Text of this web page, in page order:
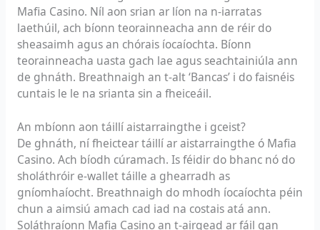
Mafia Casino. Níl aon srian ar líon na n-iarratas
laethúil, ach bíonn teorainneacha ann de réir do
sheasaimh agus an chórais íocaíochta. Bíonn
teorainneacha uasta gach lae agus seachtainiúla ann
de ghnáth. Breathnaigh an t-alt ‘Bancas’ i do faisnéis
cuntais le le na srianta sin a fheiceáil.
An mbíonn aon táillí aistarraingthe i gceist?
De ghnáth, ní fheictear táillí ar aistarraingthe ó Mafia
Casino. Ach bíodh cúramach. Is féidir do bhanc nó do
sholáthróir e-wallet táille a ghearradh as
gníomhaíocht. Breathnaigh do mhodh íocaíochta péin
chun a aimsiú amach cad iad na costais atá ann.
Soláthraíonn Mafia Casino an t-airgead ar fáil gan